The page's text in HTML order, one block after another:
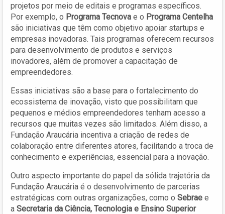
projetos por meio de editais e programas específicos.
Por exemplo, o Programa Tecnova e o Programa Centelha
são iniciativas que têm como objetivo apoiar startups e
empresas inovadoras. Tais programas oferecem recursos
para desenvolvimento de produtos e serviços
inovadores, além de promover a capacitação de
empreendedores.
Essas iniciativas são a base para o fortalecimento do
ecossistema de inovação, visto que possibilitam que
pequenos e médios empreendedores tenham acesso a
recursos que muitas vezes são limitados. Além disso, a
Fundação Araucária incentiva a criação de redes de
colaboração entre diferentes atores, facilitando a troca de
conhecimento e experiências, essencial para a inovação.
Outro aspecto importante do papel da sólida trajetória da
Fundação Araucária é o desenvolvimento de parcerias
estratégicas com outras organizações, como o Sebrae e
a Secretaria da Ciência, Tecnologia e Ensino Superior